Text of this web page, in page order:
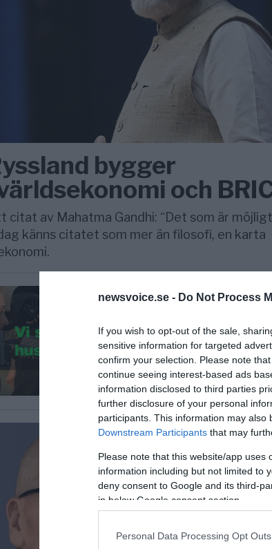
newsvoice.se - Do Not Process
If you wish to opt-out of the sale,
sensitive information for targeted
confirm your selection. Please note
continue seeing interest-based ads
information disclosed to third parties
further disclosure of your personal
participants. This information may
Downstream Participants that may
Please note that this website/app
information including but not limited to
deny consent to Google and its third-
in below Google consent section.
Personal Data Processing Opt Outs
bygger
och
citat av Mahatma Gandhi: “Det som är
känns citatet som mer än filosofi, en karta